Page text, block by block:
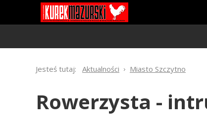
Jesteś tutaj: Aktualności Miasto Szczytno
Rowerzysta -